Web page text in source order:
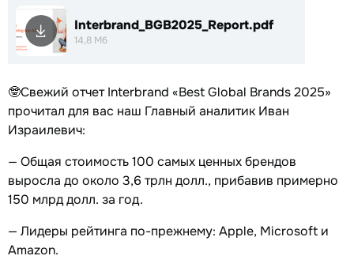
Interbrand_BGB2025_Report.pdf
14,8 Мб
🤓Свежий отчет Interbrand «Best Global Brands 2025»
прочитал для вас наш Главный аналитик Иван
Израилевич:
— Общая стоимость 100 самых ценных брендов
выросла до около 3,6 трлн долл., прибавив примерно
150 млрд долл. за год.
— Лидеры рейтинга по-прежнему: Apple, Microsoft и
Amazon.